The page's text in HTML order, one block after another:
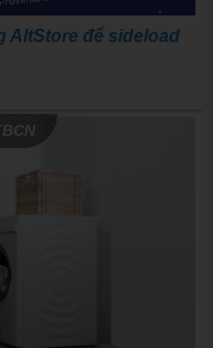
AltStore để sideload